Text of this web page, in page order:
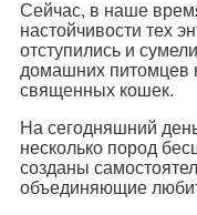
Сейчас, в наше
настойчивости тех
отступились и
домашних питомцев
священных кошек.
На сегодняшний
несколько пород
созданы
объединяющие